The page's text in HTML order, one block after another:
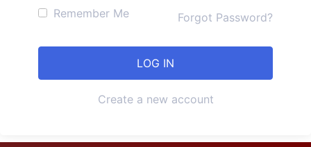
Remember Me Forgot Password?
Create a new account